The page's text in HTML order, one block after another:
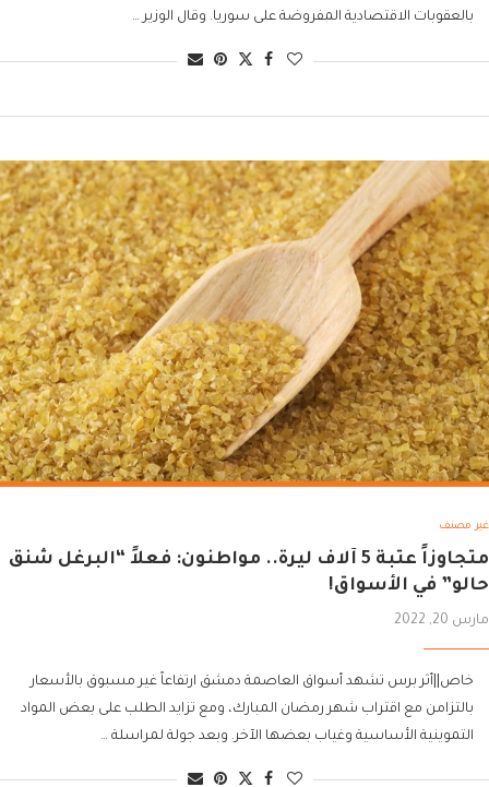
بالعقوبات الاقتصادية المفروضة على سوريا. وقال الوزير …
غير مصنف
متجاوزاً عتبة 5 آلاف ليرة.. مواطنون: فعلاً “البرغل شنق
حالو” في الأسواق!
مارس 20, 2022
خاص||أثر برس تشهد أسواق العاصمة دمشق ارتفاعاً غير مسبوق بالأسعار
بالتزامن مع اقتراب شهر رمضان المبارك، ومع تزايد الطلب على بعض المواد
التموينية الأساسية وغياب بعضها الآخر. وبعد جولة لمراسلة …